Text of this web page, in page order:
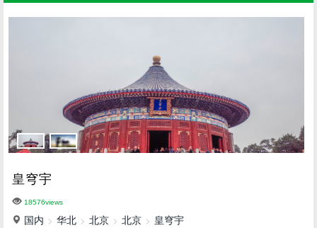
皇穹宇
18576views
国内 华北 北京 北京 皇穹宇